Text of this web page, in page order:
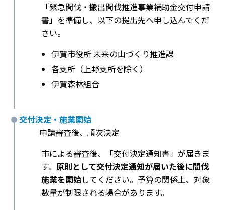
「緊急間伐・搬出間伐推進事業補助金交付申請
書」を準備し、以下の提出先へ申し込んでくだ
さい。
伊賀市役所 未来の山づくり推進課
各支所（上野支所を除く）
伊賀森林組合
交付決定・施業開始
申請審査後、順次決定
市による審査後、「交付決定通知書」が届きま
す。 原則として交付決定通知が届いた後に間伐
施業を開始してください。予算の関係上、対象
数量が制限される場合があります。